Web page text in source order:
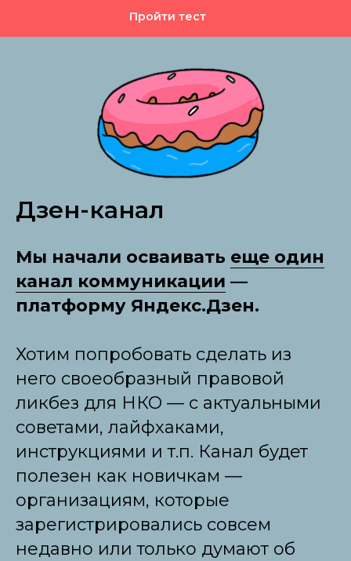
Пройти тест
Дзен-канал
Мы начали осваивать еще один
канал коммуникации —
платформу Яндекс.Дзен.
Хотим попробовать сделать из
него своеобразный правовой
ликбез для НКО — с актуальными
советами, лайфхаками,
инструкциями и т.п. Канал будет
полезен как новичкам —
организациям, которые
зарегистрировались совсем
недавно или только думают об